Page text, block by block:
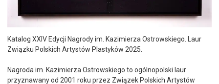
Katalog XXIV Edycji Nagrody im. Kazimierza Ostrowskiego. Laur
Związku Polskich Artystów Plastyków 2025.
Nagroda im. Kazimierza Ostrowskiego to ogólnopolski laur
przyznawany od 2001 roku przez Związek Polskich Artystów